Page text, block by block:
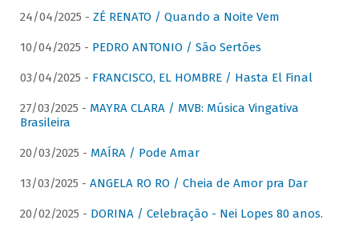
24/04/2025 - ZÉ RENATO / Quando a Noite Vem
10/04/2025 - PEDRO ANTONIO / São Sertões
03/04/2025 - FRANCISCO, EL HOMBRE / Hasta El Final
27/03/2025 - MAYRA CLARA / MVB: Música Vingativa
Brasileira
20/03/2025 - MAÍRA / Pode Amar
13/03/2025 - ANGELA RO RO / Cheia de Amor pra Dar
20/02/2025 - DORINA / Celebração - Nei Lopes 80 anos.